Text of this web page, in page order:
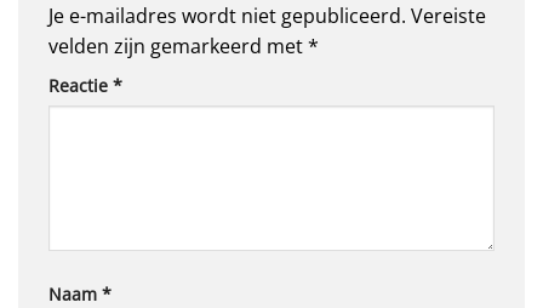
Je e-mailadres wordt niet gepubliceerd. Vereiste
velden zijn gemarkeerd met*
Reactie *
Naam *